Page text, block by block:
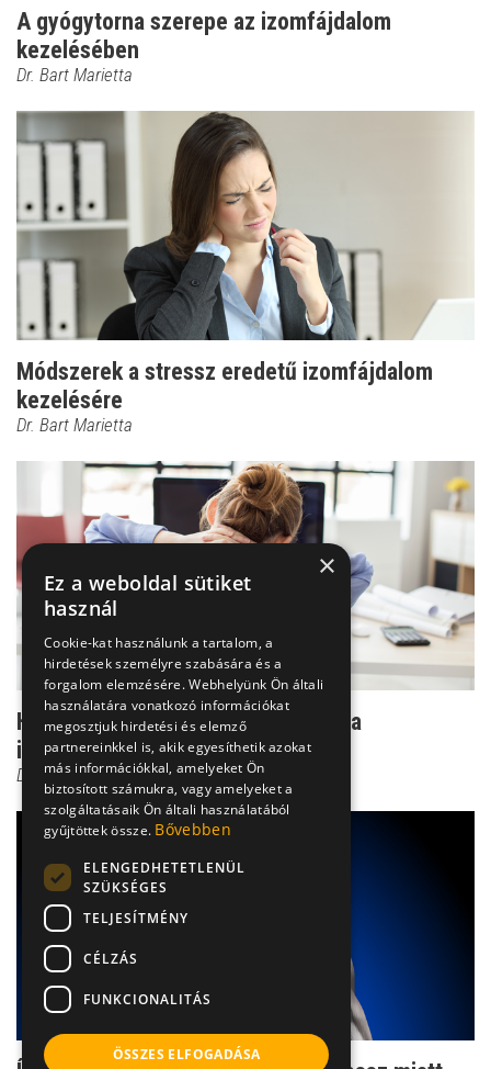
A gyógytorna szerepe az izomfájdalom
kezelésében
Dr. Bart Marietta
Módszerek a stressz eredetű izomfájdalom
kezelésére
Dr. Bart Marietta
Hogyan enyhíthető a stressz okozta
izomfájdalom?
Dr. Bart Marietta
×
Ez a weboldal sütiket
használ
Cookie-kat használunk a tartalom, a
hirdetések személyre szabására és a
forgalom elemzésére. Webhelyünk Ön általi
használatára vonatkozó információkat
megosztjuk hirdetési és elemző
partnereinkkel is, akik egyesíthetik azokat
más információkkal, amelyeket Ön
biztosított számukra, vagy amelyeket a
szolgáltatásaik Ön általi használatából
gyűjtöttek össze. Bővebben
ELENGEDHETETLENÜL
SZÜKSÉGES
TELJESÍTMÉNY
CÉLZÁS
FUNKCIONALITÁS
ÖSSZES ELFOGADÁSA